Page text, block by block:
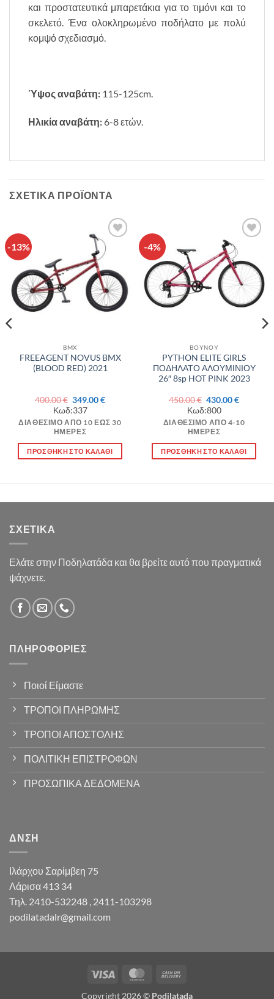
και προστατευτικά μπαρετάκια για το τιμόνι και το
σκελετό. Ένα ολοκληρωμένο ποδήλατο με πολύ
κομψό σχεδιασμό.
Ύψος αναβάτη: 115-125cm.
Ηλικία αναβάτη: 6-8 ετών.
ΣΧΕΤΙΚΆ ΠΡΟΪΌΝΤΑ
-13%
Πρόσθήκη
στην λίστα
επιθυμιών
BMX
FREEAGENT NOVUS BMX
(BLOOD RED) 2021
400.00€ Original
price
was:
400.00 €.
349.00€Η
είναι:
Κωδ:337
ΔΙΑΘΈΣΙΜΟ ΑΠΌ 10 ΈΩΣ 30
ΗΜΈΡΕΣ
ΠΡΟΣΘΉΚΗ ΣΤΟ ΚΑΛΆΘΙ
-4%
Πρόσθήκη
στην λίστα
επιθυμιών
ΒΟΥΝΟΥ
PYTHON ELITE GIRLS
ΠΟΔΗΛΑΤΟ ΑΛΟΥΜΙΝΙΟΥ
26″ 8sp HOT PINK 2023
450.00€ Original
price
was:
450.00 €.
430.00€Η
είναι:
Κωδ:800
ΔΙΑΘΈΣΙΜΟ ΑΠΌ 4-10
ΗΜΈΡΕΣ
ΠΡΟΣΘΉΚΗ ΣΤΟ ΚΑΛΆΘΙ
ΣΧΕΤΙΚΆ
Ελάτε στην Ποδηλατάδα και θα βρείτε αυτό που πραγματικά
ψάχνετε.
ΠΛΗΡΟΦΟΡΊΕΣ
Ποιοί Είμαστε
ΤΡΟΠΟΙ ΠΛΗΡΩΜΗΣ
ΤΡΟΠΟΙ ΑΠΟΣΤΟΛΗΣ
ΠΟΛΙΤΙΚΗ ΕΠΙΣΤΡΟΦΩΝ
ΠΡΟΣΩΠΙΚΑ ΔΕΔΟΜΕΝΑ
ΔΝΣΗ
Ιλάρχου Σαρίμβεη 75
Λάρισα 413 34
Τηλ. 2410-532248 , 2411-103298
podilatadalr@gmail.com
Visa MasterCard
Copyright 2026 © Podilatada